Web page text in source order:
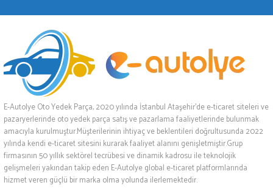
E-Autolye Oto Yedek Parça, 2020 yılında İstanbul Ataşehir’de e-ticaret siteleri ve
pazaryerlerinde oto yedek parça satış ve pazarlama faaliyetlerinde bulunmak
amacıyla kurulmuştur.Müşterilerinin ihtiyaç ve beklentileri doğrultusunda 2022
yılında kendi e-ticaret sitesini kurarak faaliyet alanını genişletmiştir.Grup
firmasının 50 yıllık sektörel tecrübesi ve dinamik kadrosu ile teknolojik
gelişmeleri yakından takip eden E-Autolye global e-ticaret platformlarında
hizmet veren güçlü bir marka olma yolunda ilerlemektedir.